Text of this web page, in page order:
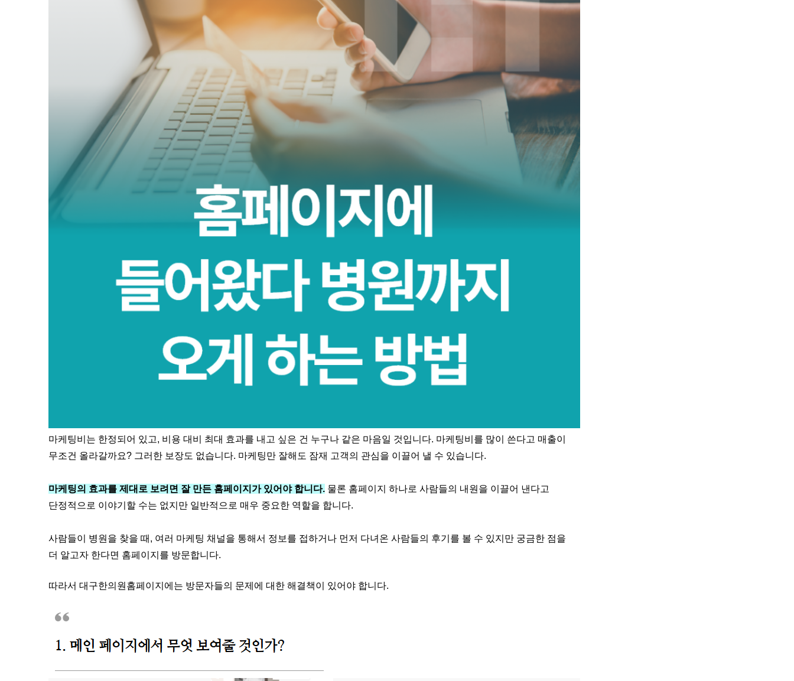
마케팅비는 한정되어 있고, 비용 대비 최대 효과를 내고 싶은 건 누구나 같은 마음일 것입니다. 마케팅비를 많이 쓴다고 매출이
무조건 올라갈까요? 그러한 보장도 없습니다. 마케팅만 잘해도 잠재 고객의 관심을 이끌어 낼 수 있습니다.
마케팅의 효과를 제대로 보려면 잘 만든 홈페이지가 있어야 합니다. 물론 홈페이지 하나로 사람들의 내원을 이끌어 낸다고
단정적으로 이야기할 수는 없지만 일반적으로 매우 중요한 역할을 합니다.
사람들이 병원을 찾을 때, 여러 마케팅 채널을 통해서 정보를 접하거나 먼저 다녀온 사람들의 후기를 볼 수 있지만 궁금한 점을
더 알고자 한다면 홈페이지를 방문합니다.
따라서 대구한의원홈페이지에는 방문자들의 문제에 대한 해결책이 있어야 합니다.